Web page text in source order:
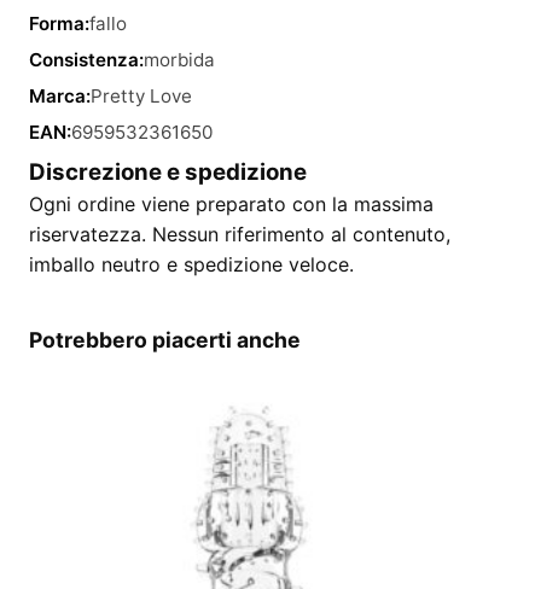
Forma:fallo
Consistenza:morbida
Marca:Pretty Love
EAN:6959532361650
Discrezione e spedizione
Ogni ordine viene preparato con la massima
riservatezza. Nessun riferimento al contenuto,
imballo neutro e spedizione veloce.
Potrebbero piacerti anche